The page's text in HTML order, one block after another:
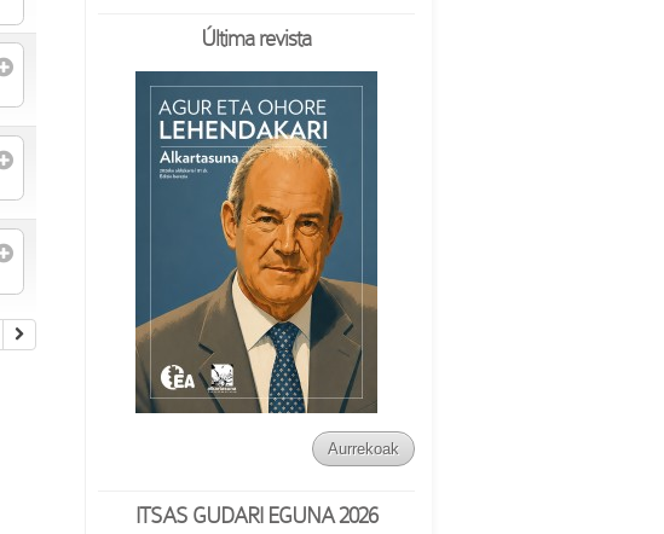
Última revista
Aurrekoak
ITSAS GUDARI EGUNA 2026